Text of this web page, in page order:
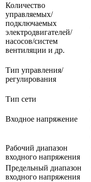
Количество
управляемых/
подключаемых
электродвигателей/
насосов/систем
вентиляции и др.
Тип управления/
регулирования
Тип сети
Входное напряжение
Рабочий диапазон
входного напряжения
Предельный диапазон
входного напряжения